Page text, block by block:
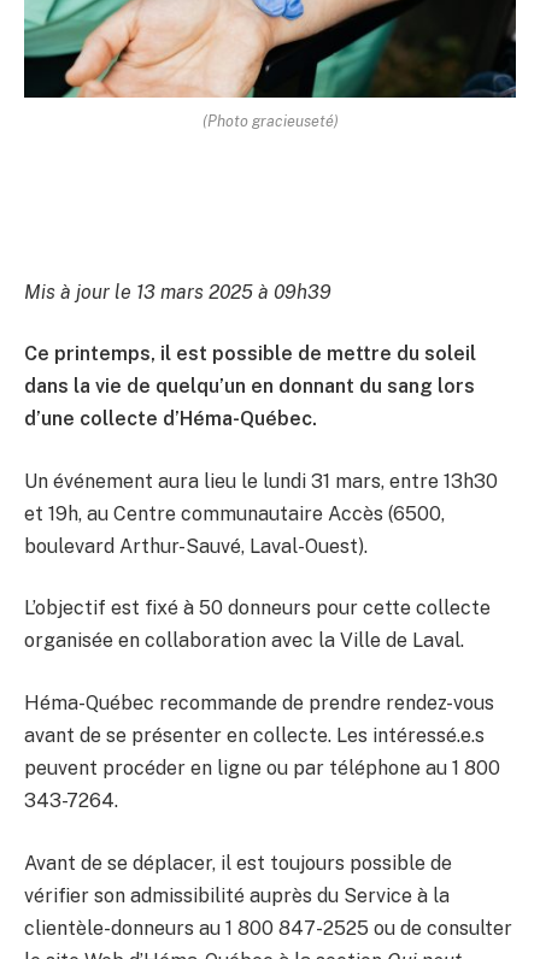
(Photo gracieuseté)
Mis à jour le 13 mars 2025 à 09h39
Ce printemps, il est possible de mettre du soleil
dans la vie de quelqu’un en donnant du sang lors
d’une collecte d’Héma-Québec.
Un événement aura lieu le lundi 31 mars, entre 13h30
et 19h, au Centre communautaire Accès (6500,
boulevard Arthur-Sauvé, Laval-Ouest).
L’objectif est fixé à 50 donneurs pour cette collecte
organisée en collaboration avec la Ville de Laval.
Héma-Québec recommande de prendre rendez-vous
avant de se présenter en collecte. Les intéressé.e.s
peuvent procéder en ligne ou par téléphone au 1 800
343-7264.
Avant de se déplacer, il est toujours possible de
vérifier son admissibilité auprès du Service à la
clientèle-donneurs au 1 800 847-2525 ou de consulter